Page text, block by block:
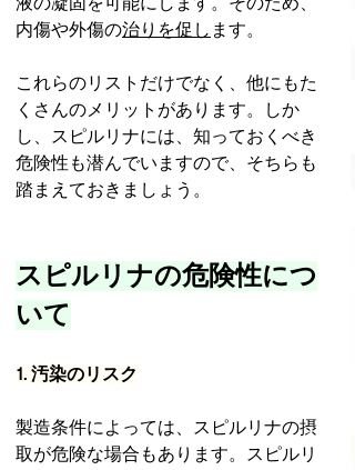
内傷や外傷の治りを促し ます。
これらのリストだけでなく、他にもた
くさんのメリットがあります。しか
し、スピルリナには、知っておくべき
危険性も潜んでいますので、そちらも
踏まえておきましょう。
スピルリナの危険性につ
いて
1. 汚染のリスク
製造条件によっては、スピルリナの摂
取が危険な場合もあります。スピルリ